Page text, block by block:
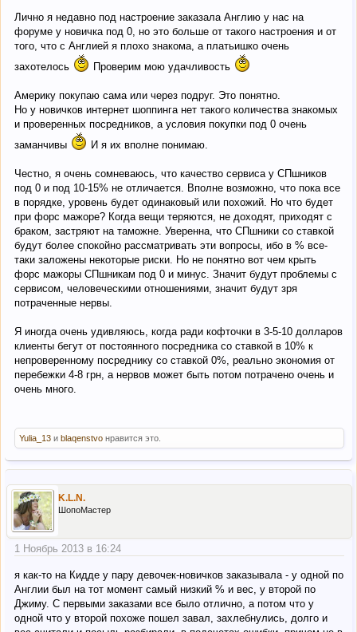
Лично я недавно под настроение заказала Англию у нас на
форуме у новичка под 0, но это больше от такого настроения и от
того, что с Англией я плохо знакома, а платьишко очень
захотелось
Проверим мою удачливость
Америку покупаю сама или через подруг. Это понятно.
Но у новичков интернет шоппинга нет такого количества знакомых
и проверенных посредников, а условия покупки под 0 очень
заманчивы
И я их вполне понимаю.
Честно, я очень сомневаюсь, что качество сервиса у СПшников
под 0 и под 10-15% не отличается. Вполне возможно, что пока все
в порядке, уровень будет одинаковый или похожий. Но что будет
при форс мажоре? Когда вещи теряются, не доходят, приходят с
браком, застряют на таможне. Уверенна, что СПшники со ставкой
будут более спокойно рассматривать эти вопросы, ибо в % все-
таки заложены некоторые риски. Но не понятно вот чем крыть
форс мажоры СПшникам под 0 и минус. Значит будут проблемы с
сервисом, человеческими отношениями, значит будут зря
потраченные нервы.
Я иногда очень удивляюсь, когда ради кофточки в 3-5-10 долларов
клиенты бегут от постоянного посредника со ставкой в 10% к
непроверенному посреднику со ставкой 0%, реально экономия от
перебежки 4-8 грн, а нервов может быть потом потрачено очень и
очень много.
Yulia_13 и blaqenstvo нравится это.
K.L.N.
ШопоМастер
1 Ноябрь 2013 в 16:24
я как-то на Кидде у пару девочек-новичков заказывала - у одной по
Англии был на тот момент самый низкий % и вес, у второй по
Джиму. С первыми заказами все было отлично, а потом что у
одной что у второй похоже пошел завал, захлебнулись, долго и